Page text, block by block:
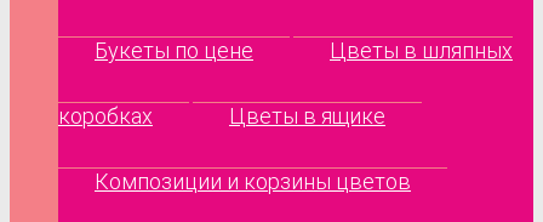
Букеты по цене Цветы в шляпных
коробках Цветы в ящике
Композиции и корзины цветов